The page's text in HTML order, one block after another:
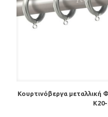
Κουρτινόβεργα μεταλλική